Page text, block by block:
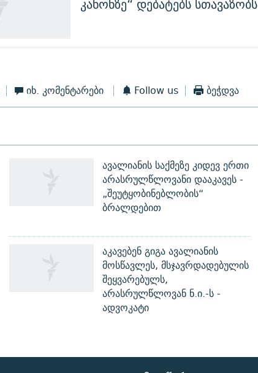
იხ. კომენტარები Follow us ბეჭდვა
ავალიანის საქმეზე კიდევ ერთი
არასრულწლოვანი დააკავეს -
„შეუტყობინებლობის“
ბრალდებით
აკავებენ გიგა ავალიანის
მოსწავლეს, მსჯავრდადებულის
შეყვარებულს,
არასრულწლოვან ნ.ი.-ს -
ადვოკატი